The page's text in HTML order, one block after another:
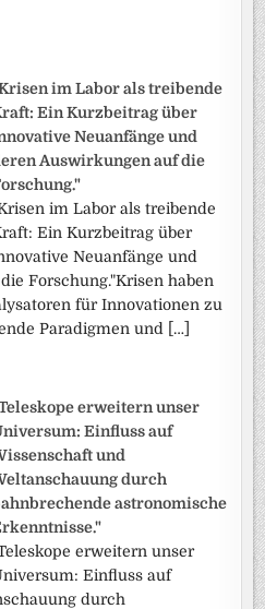
im Labor als treibende
Ein Kurzbeitrag über
Neuanfänge und
Auswirkungen auf die
im Labor als treibende
Ein Kurzbeitrag über
Neuanfänge und
Forschung."Krisen haben
für Innovationen zu
Paradigmen und […]
erweitern unser
Einfluss auf
und
durch
astronomische
erweitern unser
Einfluss auf
durch